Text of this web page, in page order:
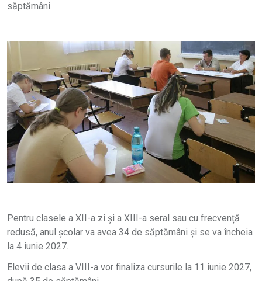
săptămâni.
Pentru clasele a XII-a zi și a XIII-a seral sau cu frecvență
redusă, anul școlar va avea 34 de săptămâni și se va încheia
la 4 iunie 2027.
Elevii de clasa a VIII-a vor finaliza cursurile la 11 iunie 2027,